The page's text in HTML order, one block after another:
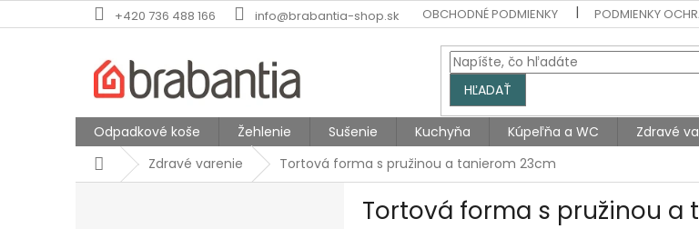
na
+420 736 488 166 info@brabantia-shop.sk OBCHODNÉ PODMIENKY PODMIENKY
HĽADAŤ
Odpadkové koše Žehlenie Sušenie Kuchyňa Kúpeľňa a WC Zdravé
DomovZdravé varenie Tortová forma s pružinou a tanierom 23cm
Tortová forma s pružinou a